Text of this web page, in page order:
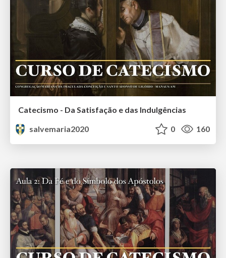
Catecismo - Da Satisfação e das Indulgências
salvemaria2020
0 160